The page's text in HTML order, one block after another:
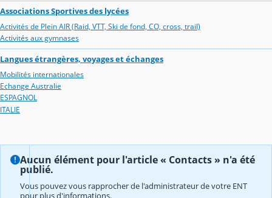
Associations Sportives des lycées
Activités de Plein AIR (Raid, VTT, Ski de fond, CO, cross, trail)
Activités aux gymnases
Langues étrangères, voyages et échanges
Mobilités internationales
Echange Australie
ESPAGNOL
ITALIE
Aucun élément pour l'article « Contacts » n'a été
publié.
Vous pouvez vous rapprocher de l'administrateur de votre ENT